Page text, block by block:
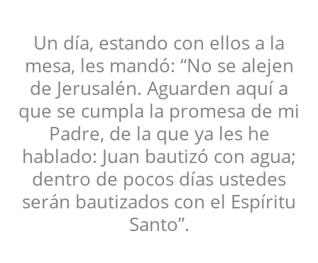
Un día, estando con ellos a la
mesa, les mandó: “No se alejen
de Jerusalén. Aguarden aquí a
que se cumpla la promesa de mi
Padre, de la que ya les he
hablado: Juan bautizó con agua;
dentro de pocos días ustedes
serán bautizados con el Espíritu
Santo”.